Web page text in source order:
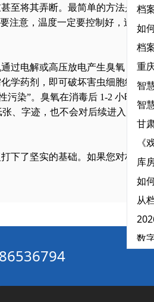
至将其弄断。最简单的方法是对档
注意，温度一定要控制好，过高的
过电解或高压放电产生臭氧（O₃）
学药剂，即可破坏害虫细胞结构与
染”。臭氧在消毒后 1-2 小时会自
、字迹，也不会对后续进入库房的
下了坚实的基础。如果您对档案维